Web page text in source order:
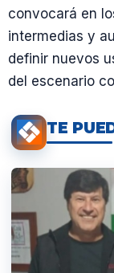
convocará en
intermedias y
definir nuevos
del escenario
TE